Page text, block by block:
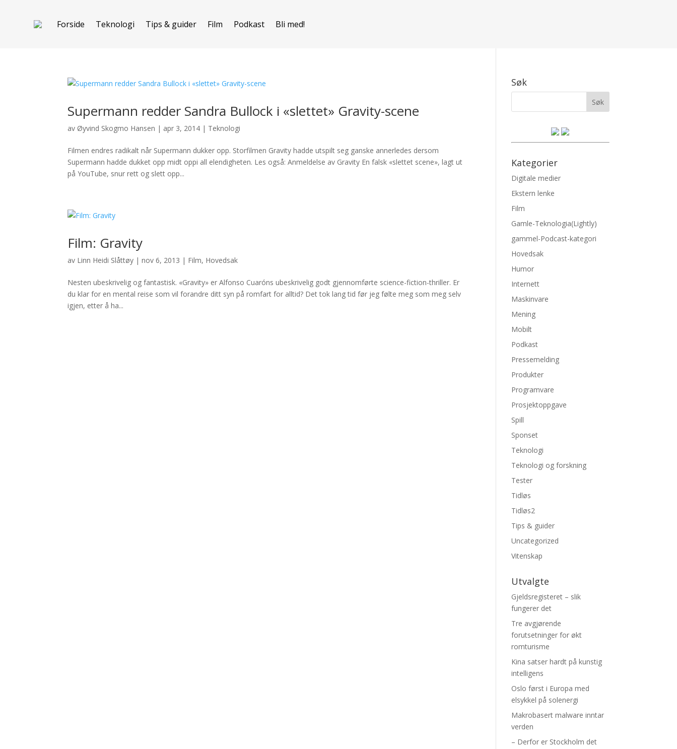
Forside Teknologi Tips & guider Film Podkast Bli med!
Supermann redder Sandra Bullock i «slettet» Gravity-scene
av Øyvind Skogmo Hansen | apr 3, 2014 | Teknologi
Filmen endres radikalt når Supermann dukker opp. Storfilmen Gravity hadde utspilt seg ganske annerledes dersom
Supermann hadde dukket opp midt oppi all elendigheten. Les også: Anmeldelse av Gravity En falsk «slettet scene», lagt ut
på YouTube, snur rett og slett opp...
Film: Gravity
av Linn Heidi Slåttøy |nov 6, 2013 | Film, Hovedsak
Nesten ubeskrivelig og fantastisk. «Gravity» er Alfonso Cuaróns ubeskrivelig godt gjennomførte science-fiction-thriller. Er
du klar for en mental reise som vil forandre ditt syn på romfart for alltid? Det tok lang tid før jeg følte meg som meg selv
igjen, etter å ha...
Søk
Kategorier
Digitale medier
Ekstern lenke
Film
Gamle-Teknologia(Lightly)
gammel-Podcast-kategori
Hovedsak
Humor
Internett
Maskinvare
Mening
Mobilt
Podkast
Pressemelding
Produkter
Programvare
Prosjektoppgave
Spill
Sponset
Teknologi
Teknologi og forskning
Tester
Tidløs
Tidløs2
Tips & guider
Uncategorized
Vitenskap
Utvalgte
Gjeldsregisteret – slik
fungerer det
Tre avgjørende
forutsetninger for økt
romturisme
Kina satser hardt på kunstig
intelligens
Oslo først i Europa med
elsykkel på solenergi
Makrobasert malware inntar
verden
– Derfor er Stockholm det